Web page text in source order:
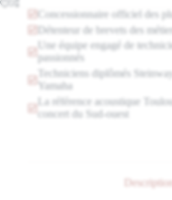
Concessionnaire officiel des
Détenteur de brevets des
Une équipe engagé de
passionnés
Techniciens diplômés
Yamaha
La référence acoustique
concert du Sud-ouest
Description